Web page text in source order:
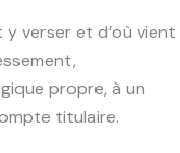
verser et d’où vient
propre, à un
titulaire.